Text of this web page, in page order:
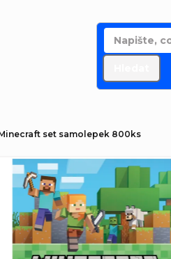
set samolepek 800ks